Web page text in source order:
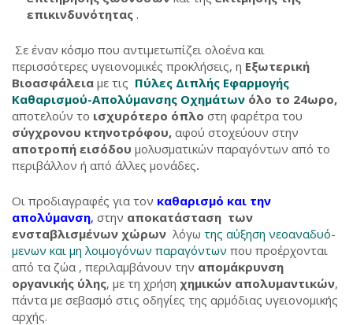
επικινδυνότητας .
Σε έναν κόσμο που αντιμετωπίζει ολοένα και
περισσότερες υγειονομικές προκλήσεις, η Εξωτερική
Βιοασφάλεια με τις Πύλες Διπλής Εφαρμογής
Καθαρισμού-Απολύμανσης Οχημάτων όλο το 24ωρο,
αποτελούν το ισχυρότερο όπλο στη φαρέτρα του
σύγχρονου κτηνοτρόφου, αφού στοχεύουν στην
αποτροπή εισόδου μολυσματικών παραγόντων από το
περιβάλλον ή από άλλες μονάδες.
Οι προδιαγραφές για τον καθαρισμό και την
απολύμανση, στην αποκατάσταση των
ενσταβλισμένων χώρων λόγω της αύξηση νεοαναδυό-
μενων και μη λοιμογόνων παραγόντων που προέρχονται
από τα ζώα , περιλαμβάνουν την απομάκρυνση
οργανικής ύλης, με τη χρήση χημικών απολυμαντικών,
πάντα με σεβασμό στις οδηγίες της αρμόδιας υγειονομικής
αρχής.